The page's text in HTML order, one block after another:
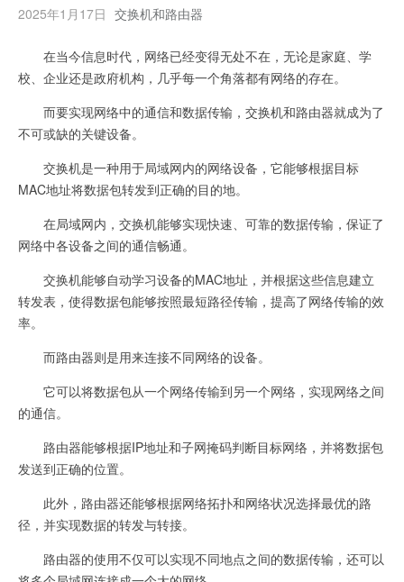
2025年1月17日 交换机和路由器
在当今信息时代，网络已经变得无处不在，无论是家庭、学
校、企业还是政府机构，几乎每一个角落都有网络的存在。
而要实现网络中的通信和数据传输，交换机和路由器就成为了
不可或缺的关键设备。
交换机是一种用于局域网内的网络设备，它能够根据目标
MAC地址将数据包转发到正确的目的地。
在局域网内，交换机能够实现快速、可靠的数据传输，保证了
网络中各设备之间的通信畅通。
交换机能够自动学习设备的MAC地址，并根据这些信息建立
转发表，使得数据包能够按照最短路径传输，提高了网络传输的效
率。
而路由器则是用来连接不同网络的设备。
它可以将数据包从一个网络传输到另一个网络，实现网络之间
的通信。
路由器能够根据IP地址和子网掩码判断目标网络，并将数据包
发送到正确的位置。
此外，路由器还能够根据网络拓扑和网络状况选择最优的路
径，并实现数据的转发与转接。
路由器的使用不仅可以实现不同地点之间的数据传输，还可以